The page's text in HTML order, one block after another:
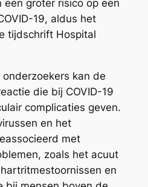
groter risico op een
19, aldus het
tijdschrift Hospital
kan de
die bij COVID-19
complicaties geven.
en het
met
zoals het acuut
en